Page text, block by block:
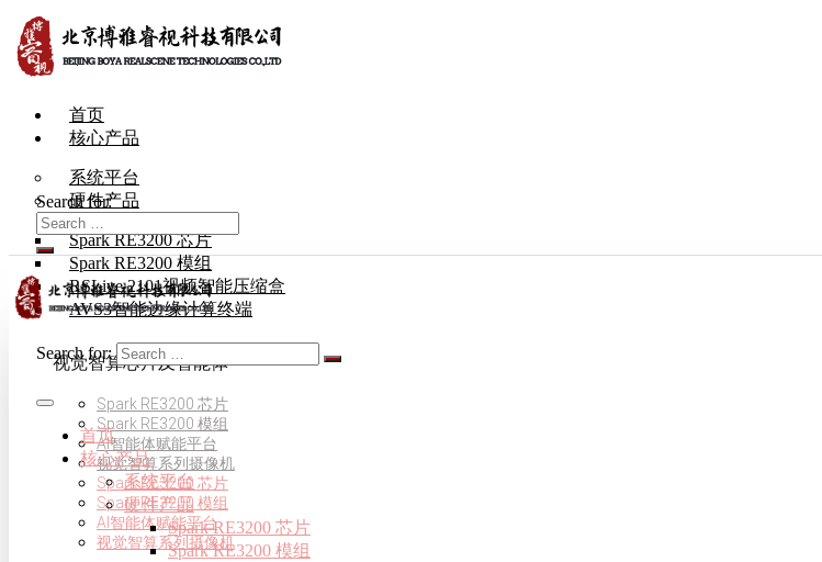
首页
核心产品
系统平台
硬件产品
Spark RE3200 芯片
Spark RE3200 模组
RSLive 2101视频智能压缩盒
AVS3智能边缘计算终端
视觉智算芯片及智能体
Spark RE3200 芯片
Spark RE3200 模组
AI智能体赋能平台
视觉智算系列摄像机
Spark RE3200 芯片
Spark RE3200 模组
AI智能体赋能平台
视觉智算系列摄像机
Search for:
Search for:
首页
核心产品
系统平台
硬件产品
Spark RE3200 芯片
Spark RE3200 模组